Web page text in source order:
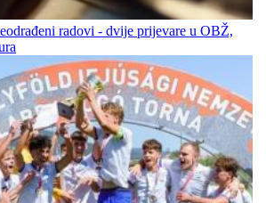
radovi - dvije prijevare u OBŽ,